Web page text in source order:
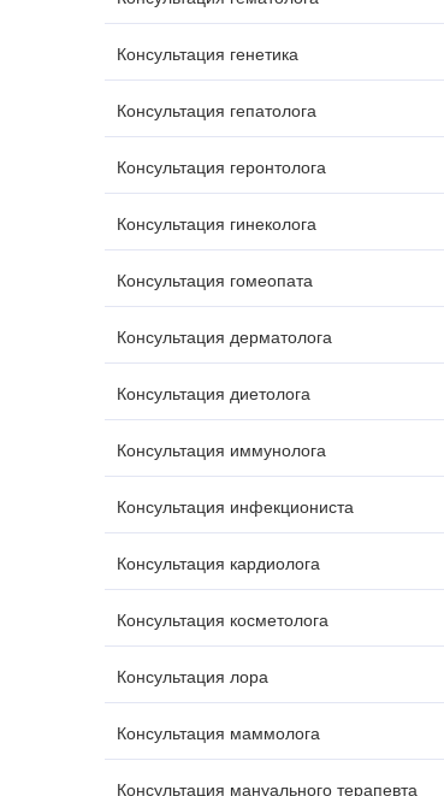
Консультация генетика
Консультация гепатолога
Консультация геронтолога
Консультация гинеколога
Консультация гомеопата
Консультация дерматолога
Консультация диетолога
Консультация иммунолога
Консультация инфекциониста
Консультация кардиолога
Консультация косметолога
Консультация лора
Консультация маммолога
Консультация мануального терапевта